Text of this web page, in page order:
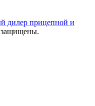
дилер прицепной и
защищены.